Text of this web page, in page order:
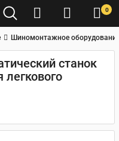
0
Шиномонтажное
станок
легкового